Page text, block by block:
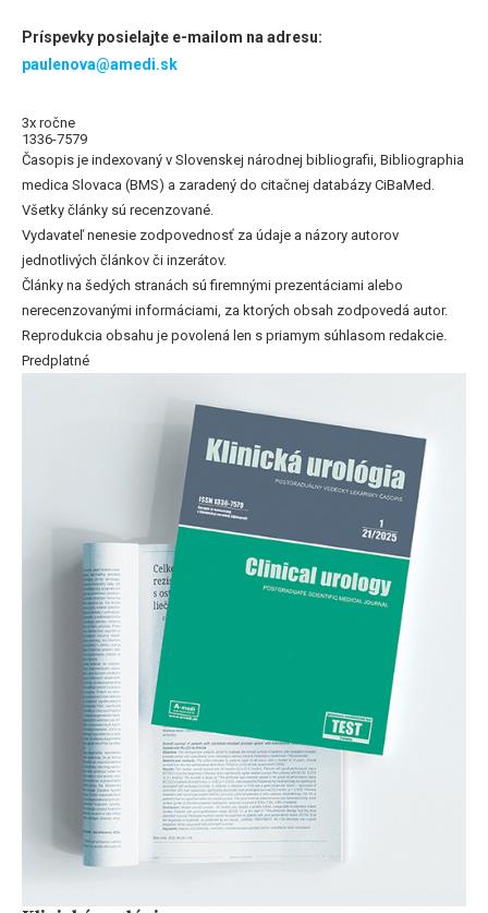
Príspevky posielajte e-mailom na adresu:
paulenova@amedi.sk
3x ročne
1336-7579
Časopis je indexovaný v Slovenskej národnej bibliografii, Bibliographia
medica Slovaca (BMS) a zaradený do citačnej databázy CiBaMed.
Všetky články sú recenzované.
Vydavateľ nenesie zodpovednosť za údaje a názory autorov
jednotlivých článkov či inzerátov.
Články na šedých stranách sú firemnými prezentáciami alebo
nerecenzovanými informáciami, za ktorých obsah zodpovedá autor.
Reprodukcia obsahu je povolená len s priamym súhlasom redakcie.
Predplatné